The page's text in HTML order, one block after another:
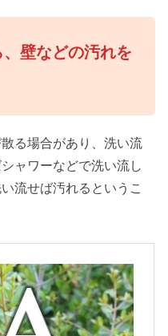
壁などの汚れを
る場合があり、洗い流
ャワーなどで洗い流し
流せば汚れるというこ